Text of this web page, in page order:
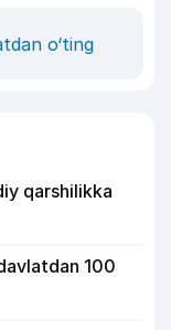
o‘ting
qarshilikka
100